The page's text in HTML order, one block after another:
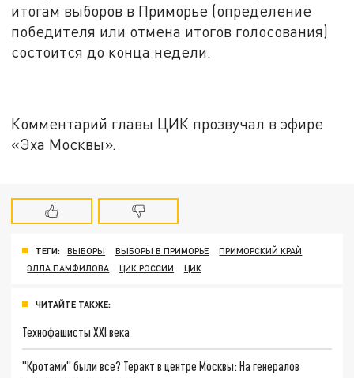
итогам выборов в Приморье (определение
победителя или отмена итогов голосования)
состоится до конца недели.
Комментарий главы ЦИК прозвучал в эфире
«Эха Москвы».
ТЕГИ: ВЫБОРЫ ВЫБОРЫ В ПРИМОРЬЕ
ПРИМОРСКИЙ КРАЙ
ЭЛЛА ПАМФИЛОВА
ЦИК РОССИИ ЦИК
ЧИТАЙТЕ ТАКЖЕ:
Технофашисты XXI века
"Кротами" были все? Теракт в центре Москвы: На генералов